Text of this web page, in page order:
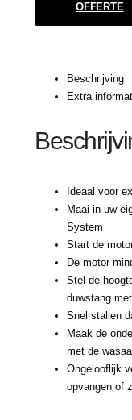
OFFERTE
Beschrijving
Extra
Ideaal voor
Maai in uw
System
Start de
De motor
Stel de
duwstang
Snel stallen
Maak de
met de
Ongelooflijk
opvangen of